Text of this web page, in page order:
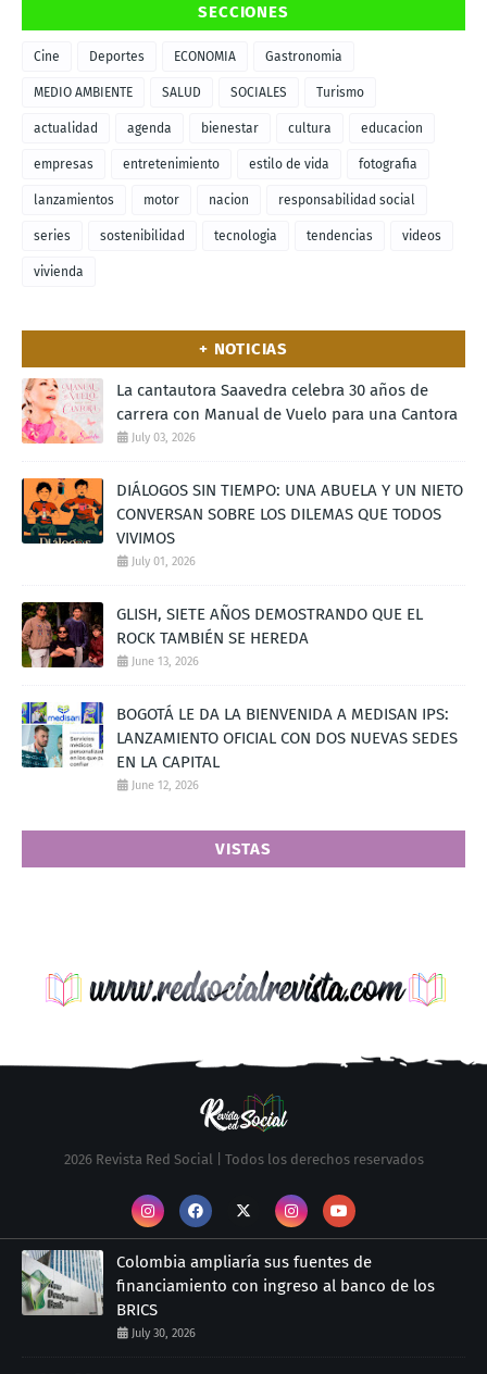
SECCIONES
Cine Deportes ECONOMIA Gastronomia
MEDIO AMBIENTE SALUD SOCIALES Turismo
actualidad agenda bienestar cultura educacion
empresas entretenimiento estilo de vida fotografia
lanzamientos motor nacion responsabilidad social
series sostenibilidad tecnologia tendencias videos
vivienda
+ NOTICIAS
La cantautora Saavedra celebra 30 años de
carrera con Manual de Vuelo para una Cantora
July 03, 2026
DIÁLOGOS SIN TIEMPO: UNA ABUELA Y UN NIETO
CONVERSAN SOBRE LOS DILEMAS QUE TODOS
VIVIMOS
July 01, 2026
GLISH, SIETE AÑOS DEMOSTRANDO QUE EL
ROCK TAMBIÉN SE HEREDA
June 13, 2026
BOGOTÁ LE DA LA BIENVENIDA A MEDISAN IPS:
LANZAMIENTO OFICIAL CON DOS NUEVAS SEDES
EN LA CAPITAL
June 12, 2026
VISTAS
2026 Revista Red Social | Todos los derechos reservados
Colombia ampliaría sus fuentes de
financiamiento con ingreso al banco de los
BRICS
July 30, 2026